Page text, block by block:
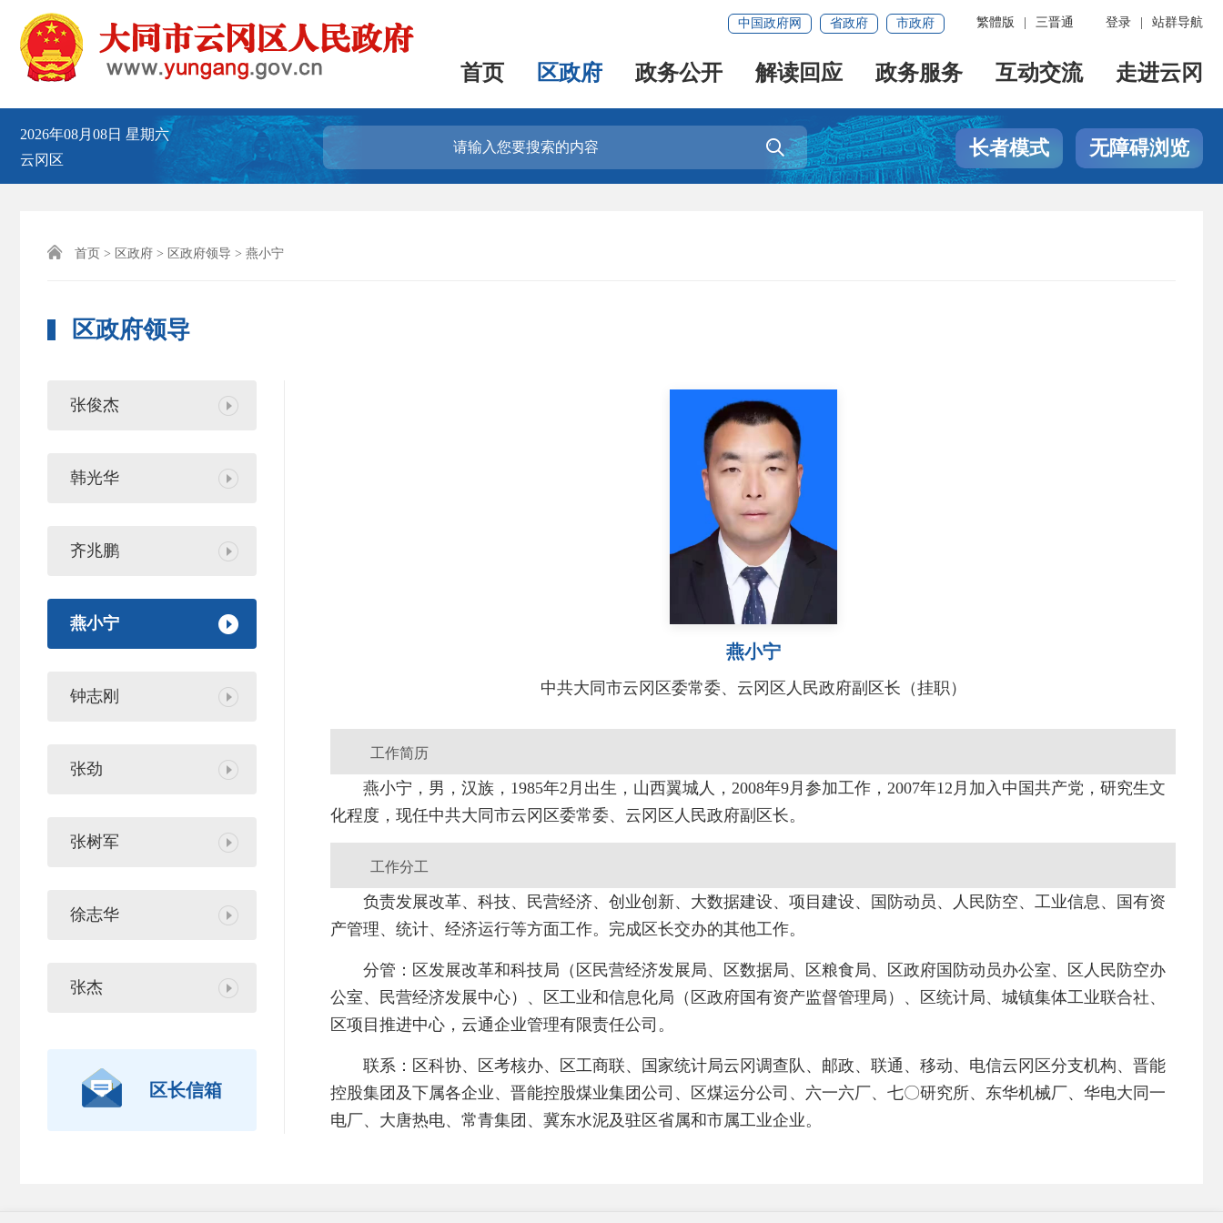
登录 站群导航
繁體版 三晋通
中国政府网 省政府 市政府
首页 区政府 政务公开 解读回应 政务服务 互动交流 走进云冈
2026年08月08日 星期六
云冈区
 长者模式 无障碍浏览
 首页 > 区政府 > 区政府领导 > 燕小宁
区政府领导
张俊杰
韩光华
齐兆鹏
燕小宁
钟志刚
张劲
张树军
徐志华
张杰
区长信箱
燕小宁
中共大同市云冈区委常委、云冈区人民政府副区长（挂职）
工作简历
燕小宁，男，汉族，1985年2月出生，山西翼城人，2008年9月参加工作，2007年12月加入中国共产党，研究生文
化程度，现任中共大同市云冈区委常委、云冈区人民政府副区长。
工作分工
负责发展改革、科技、民营经济、创业创新、大数据建设、项目建设、国防动员、人民防空、工业信息、国有资
产管理、统计、经济运行等方面工作。完成区长交办的其他工作。
分管：区发展改革和科技局（区民营经济发展局、区数据局、区粮食局、区政府国防动员办公室、区人民防空办
公室、民营经济发展中心）、区工业和信息化局（区政府国有资产监督管理局）、区统计局、城镇集体工业联合社、
区项目推进中心，云通企业管理有限责任公司。
联系：区科协、区考核办、区工商联、国家统计局云冈调查队、邮政、联通、移动、电信云冈区分支机构、晋能
控股集团及下属各企业、晋能控股煤业集团公司、区煤运分公司、六一六厂、七〇研究所、东华机械厂、华电大同一
电厂、大唐热电、常青集团、冀东水泥及驻区省属和市属工业企业。